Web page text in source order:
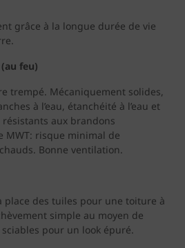
grâce à la longue durée de vie
feu)
trempé. Mécaniquement solides,
à l’eau, étanchéité à l’eau et
résistants aux brandons
MWT: risque minimal de
Bonne ventilation.
des tuiles pour une toiture à
simple au moyen de
pour un look épuré.